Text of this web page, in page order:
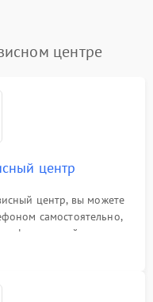
центре
центр
центр, вы можете
самостоятельно,
на сайте